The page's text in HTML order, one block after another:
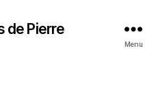
de Pierre
Menu